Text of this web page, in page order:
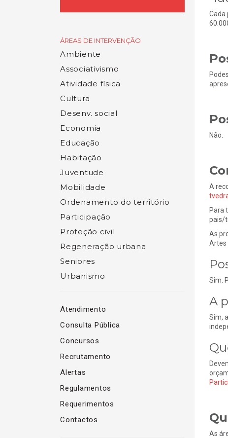
ÁREAS DE INTERVENÇÃO
Ambiente
Associativismo
Atividade física
Cultura
Desenv. social
Economia
Educação
Habitação
Juventude
Mobilidade
Ordenamento do território
Participação
Proteção civil
Regeneração urbana
Seniores
Urbanismo
Atendimento
Consulta Pública
Concursos
Recrutamento
Alertas
Regulamentos
Requerimentos
Contactos
Cada
Não.
A
Para
pais/
As
Artes
Sim.
A
Sim,
As